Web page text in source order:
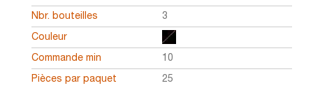
Nbr. bouteilles 3
Couleur
Commande min 10
Pièces par paquet 25